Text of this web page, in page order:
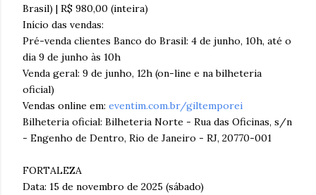
Brasil) | R$ 980,00 (inteira)
Início das vendas:
Pré-venda clientes Banco do Brasil: 4 de junho, 10h, até o
dia 9 de junho às 10h
Venda geral: 9 de junho, 12h (on-line e na bilheteria
oficial)
Vendas online em: eventim.com.br/giltemporei
Bilheteria oficial: Bilheteria Norte - Rua das Oficinas, s/n
- Engenho de Dentro, Rio de Janeiro - RJ, 20770-001
FORTALEZA
Data: 15 de novembro de 2025 (sábado)